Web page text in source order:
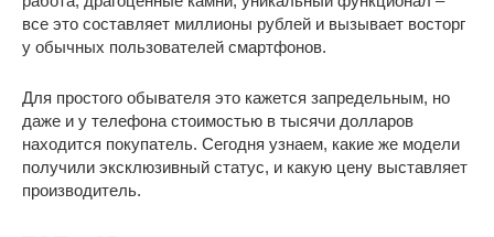
все это составляет миллионы рублей и вызывает восторг
у обычных пользователей смартфонов.
Для простого обывателя это кажется запредельным, но
даже и у телефона стоимостью в тысячи долларов
находится покупатель. Сегодня узнаем, какие же модели
получили эксклюзивный статус, и какую цену выставляет
производитель.